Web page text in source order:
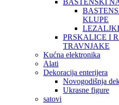
BASTENSKI
KLUPE
PRSKALICE I
TRAVNJAKE
Kućna elektronika
Alati
Dekoracija enterijera
Novogodišnja
Ukrasne figure
satovi